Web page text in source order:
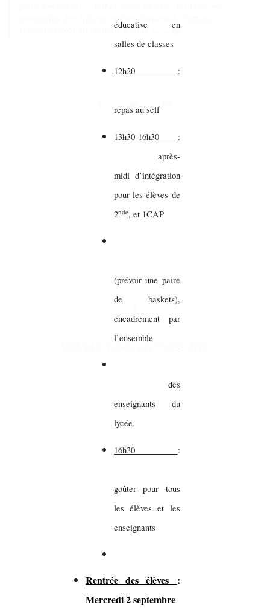
éducative en
salles de classes
12h20 :
repas au self
13h30-16h30 :
après-
midi d’intégration
pour les élèves de
2nde, et 1CAP
(prévoir une paire
de baskets),
encadrement par
l’ensemble
des
enseignants du
lycée.
16h30 :
goûter pour tous
les élèves et les
enseignants
Rentrée des élèves :
Mercredi 2 septembre
Partager sur vos réseaux
Laissez-nous un message